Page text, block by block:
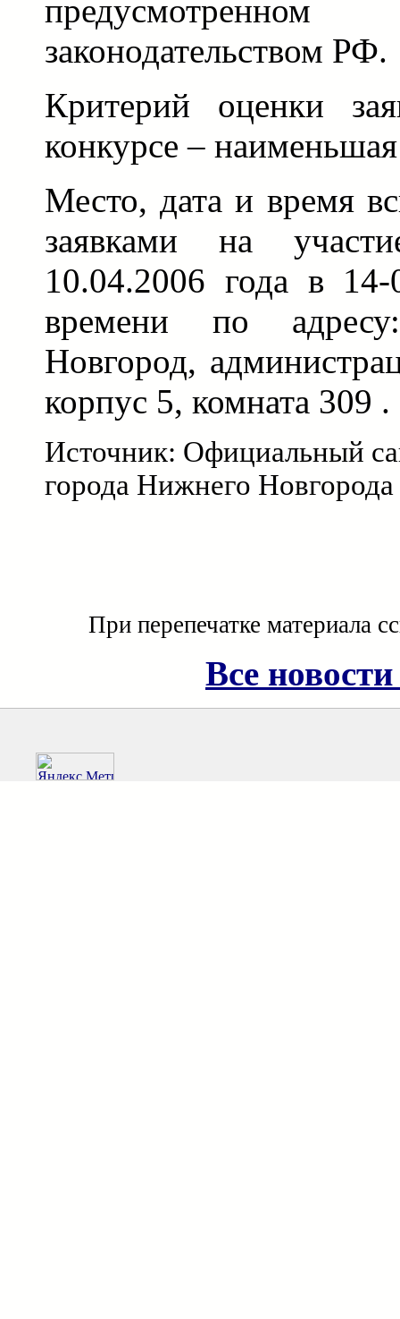
законодательством РФ.
Критерий оценки
конкурсе –
Место, дата и время
заявками на
10.04.2006 года в
времени по
Новгород,
корпус 5, комната 309 .
Источник: Официальный
города Нижнего Новгорода
При перепечатке материала
Все